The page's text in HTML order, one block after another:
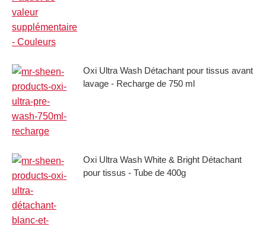
Oxi Ultra Wash Détachant pour tissus avant
lavage - Recharge de 750 ml
Oxi Ultra Wash White & Bright Détachant
pour tissus - Tube de 400g